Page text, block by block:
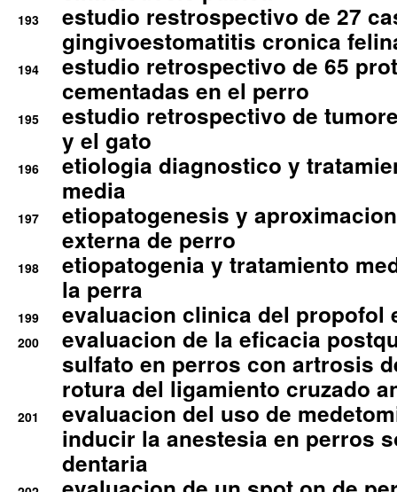
193
estudio restrospectivo de 27
gingivoestomatitis cronica
194
estudio retrospectivo de 65
cementadas en el perro
195
estudio retrospectivo de
y el gato
196
etiologia diagnostico y
media
197
etiopatogenesis y
externa de perro
198
etiopatogenia y tratamiento
la perra
199 evaluacion clinica del propofol
200
evaluacion de la eficacia
sulfato en perros con artrosis
rotura del ligamiento cruzado
201
evaluacion del uso de
inducir la anestesia en perros
dentaria